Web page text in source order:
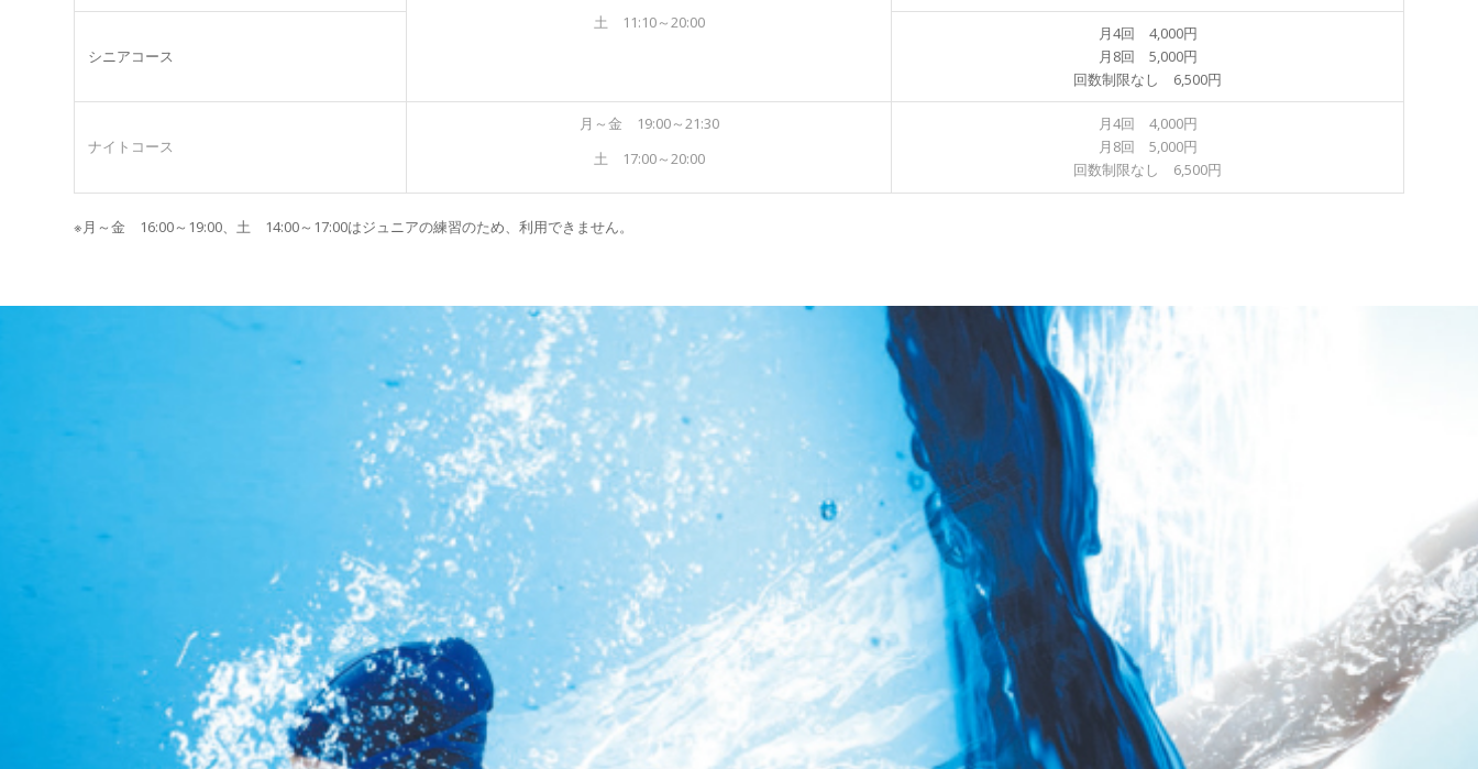
土 11:10～20:00
シニアコース
月4回 4,000円
月8回 5,000円
回数制限なし 6,500円
ナイトコース
月～金 19:00～21:30
土 17:00～20:00
月4回 4,000円
月8回 5,000円
回数制限なし 6,500円
※月～金 16:00～19:00、土 14:00～17:00はジュニアの練習のため、利用できません。